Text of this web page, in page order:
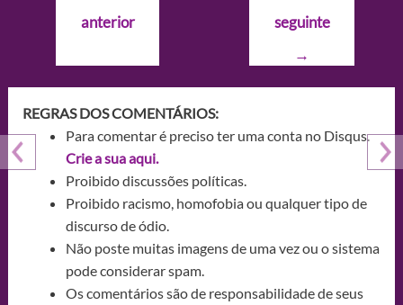
Postanterior
seguinte
→
REGRAS DOS COMENTÁRIOS:
Para comentar é preciso ter uma conta no Disqus.
Crie a sua aqui.
Proibido discussões políticas.
Proibido racismo, homofobia ou qualquer tipo de
discurso de ódio.
Não poste muitas imagens de uma vez ou o sistema
pode considerar spam.
Os comentários são de responsabilidade de seus